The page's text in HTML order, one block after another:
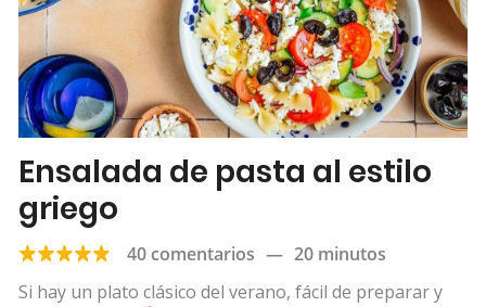
Ensalada de pasta al estilo
griego
40 comentarios — 20 minutos
Si hay un plato clásico del verano, fácil de preparar y